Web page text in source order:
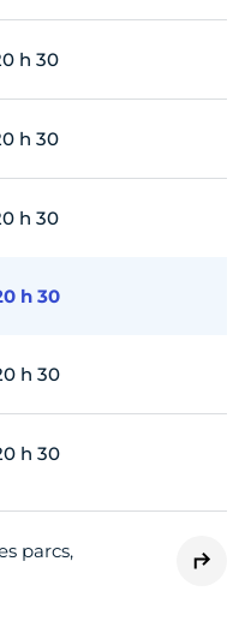
h 30
h 30
h 30
h 30
h 30
h 30
parcs,